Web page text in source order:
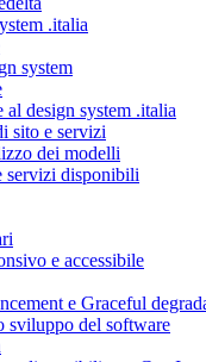
.italia
system
design system .italia
sito e servizi
dei modelli
servizi disponibili
e accessibile
e Graceful
sviluppo del software